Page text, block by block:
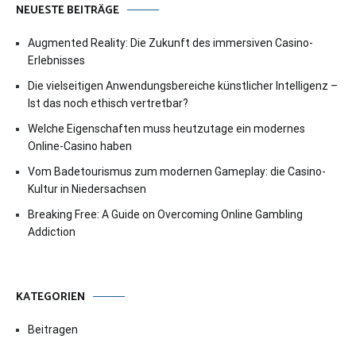
NEUESTE BEITRÄGE
Augmented Reality: Die Zukunft des immersiven Casino-
Erlebnisses
Die vielseitigen Anwendungsbereiche künstlicher Intelligenz –
Ist das noch ethisch vertretbar?
Welche Eigenschaften muss heutzutage ein modernes
Online-Casino haben
Vom Badetourismus zum modernen Gameplay: die Casino-
Kultur in Niedersachsen
Breaking Free: A Guide on Overcoming Online Gambling
Addiction
KATEGORIEN
Beitragen